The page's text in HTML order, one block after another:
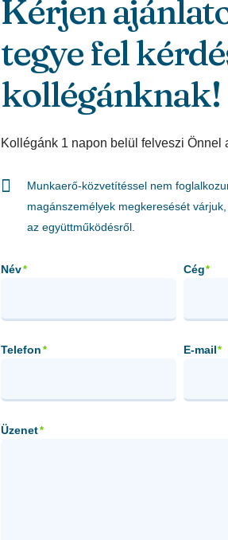
Kérjen
tegye fel
kollégánknak!
Kollégánk 1 napon belül felveszi Önnel
Munkaerő-közvetítéssel nem
magánszemélyek megkeresését
az együttműködésről.
Név* Cég*
Telefon * E-mail*
Üzenet*